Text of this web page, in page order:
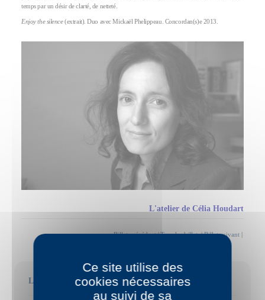
temps par un désir de clarté, de netteté.
Enjoy the silence(extrait). Duo avec Mickaël Phelippeau. Concordan(s)e 2013.
L'atelier de Célia Houdart
Billet précédent|Tous les billets|Billet suivant |
Les billets récents
Ce site utilise des
cookies nécessaires
au suivi de sa